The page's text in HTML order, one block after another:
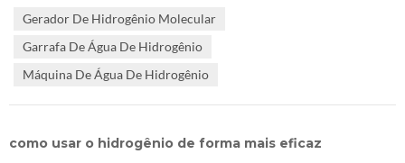
resultados ...
Gerador De Hidrogênio Molecular
Garrafa De Água De Hidrogênio
Máquina De Água De Hidrogênio
como usar o hidrogênio de forma mais eficaz